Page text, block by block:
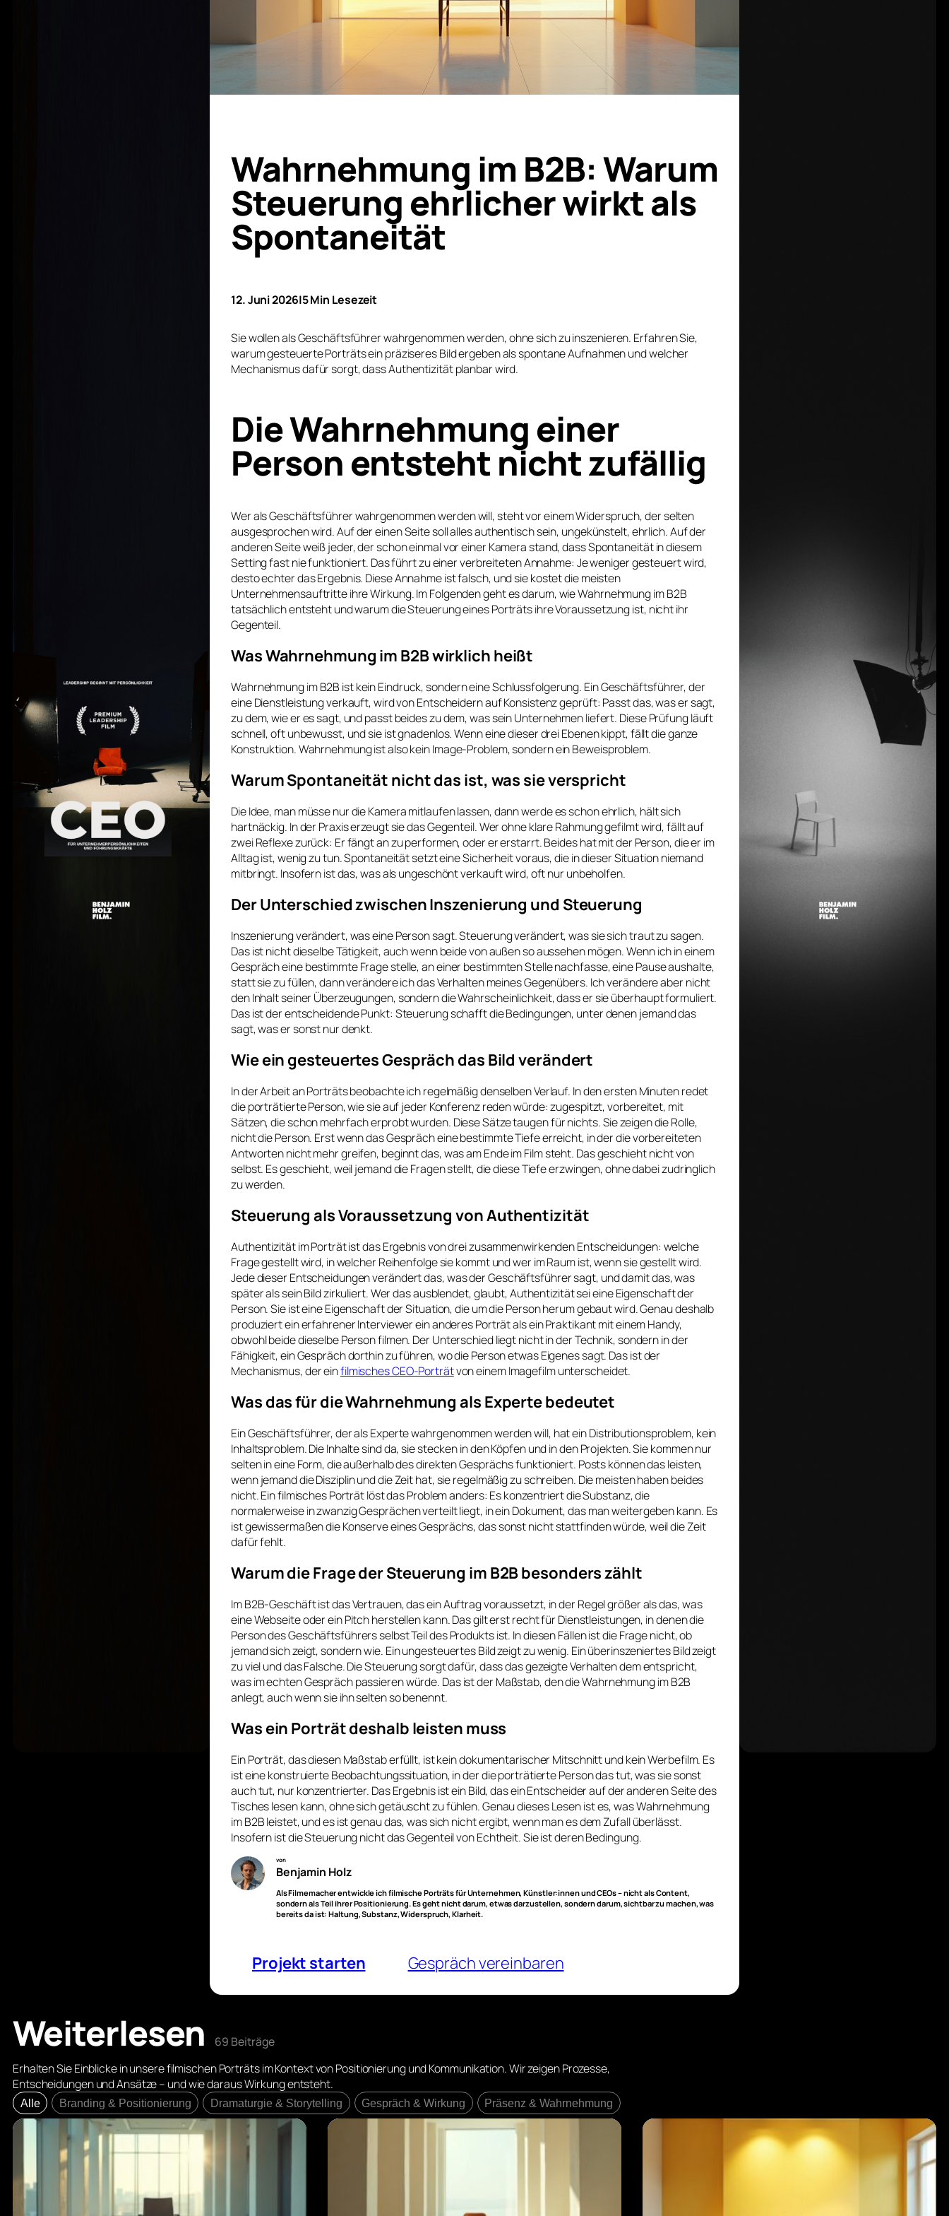
Wahrnehmung im B2B: Warum
Steuerung ehrlicher wirkt als
Spontaneität
12. Juni 2026|5 Min Lesezeit
Sie wollen als Geschäftsführer wahrgenommen werden, ohne sich zu inszenieren. Erfahren Sie,
warum gesteuerte Porträts ein präziseres Bild ergeben als spontane Aufnahmen und welcher
Mechanismus dafür sorgt, dass Authentizität planbar wird.
Die Wahrnehmung einer
Person entsteht nicht zufällig
Wer als Geschäftsführer wahrgenommen werden will, steht vor einem Widerspruch, der selten
ausgesprochen wird. Auf der einen Seite soll alles authentisch sein, ungekünstelt, ehrlich. Auf der
anderen Seite weiß jeder, der schon einmal vor einer Kamera stand, dass Spontaneität in diesem
Setting fast nie funktioniert. Das führt zu einer verbreiteten Annahme: Je weniger gesteuert wird,
desto echter das Ergebnis. Diese Annahme ist falsch, und sie kostet die meisten
Unternehmensauftritte ihre Wirkung. Im Folgenden geht es darum, wie Wahrnehmung im B2B
tatsächlich entsteht und warum die Steuerung eines Porträts ihre Voraussetzung ist, nicht ihr
Gegenteil.
Was Wahrnehmung im B2B wirklich heißt
Wahrnehmung im B2B ist kein Eindruck, sondern eine Schlussfolgerung. Ein Geschäftsführer, der
eine Dienstleistung verkauft, wird von Entscheidern auf Konsistenz geprüft: Passt das, was er sagt,
zu dem, wie er es sagt, und passt beides zu dem, was sein Unternehmen liefert. Diese Prüfung läuft
schnell, oft unbewusst, und sie ist gnadenlos. Wenn eine dieser drei Ebenen kippt, fällt die ganze
Konstruktion. Wahrnehmung ist also kein Image-Problem, sondern ein Beweisproblem.
Warum Spontaneität nicht das ist, was sie verspricht
Die Idee, man müsse nur die Kamera mitlaufen lassen, dann werde es schon ehrlich, hält sich
hartnäckig. In der Praxis erzeugt sie das Gegenteil. Wer ohne klare Rahmung gefilmt wird, fällt auf
zwei Reflexe zurück: Er fängt an zu performen, oder er erstarrt. Beides hat mit der Person, die er im
Alltag ist, wenig zu tun. Spontaneität setzt eine Sicherheit voraus, die in dieser Situation niemand
mitbringt. Insofern ist das, was als ungeschönt verkauft wird, oft nur unbeholfen.
Der Unterschied zwischen Inszenierung und Steuerung
Inszenierung verändert, was eine Person sagt. Steuerung verändert, was sie sich traut zu sagen.
Das ist nicht dieselbe Tätigkeit, auch wenn beide von außen so aussehen mögen. Wenn ich in einem
Gespräch eine bestimmte Frage stelle, an einer bestimmten Stelle nachfasse, eine Pause aushalte,
statt sie zu füllen, dann verändere ich das Verhalten meines Gegenübers. Ich verändere aber nicht
den Inhalt seiner Überzeugungen, sondern die Wahrscheinlichkeit, dass er sie überhaupt formuliert.
Das ist der entscheidende Punkt: Steuerung schafft die Bedingungen, unter denen jemand das
sagt, was er sonst nur denkt.
Wie ein gesteuertes Gespräch das Bild verändert
In der Arbeit an Porträts beobachte ich regelmäßig denselben Verlauf. In den ersten Minuten redet
die porträtierte Person, wie sie auf jeder Konferenz reden würde: zugespitzt, vorbereitet, mit
Sätzen, die schon mehrfach erprobt wurden. Diese Sätze taugen für nichts. Sie zeigen die Rolle,
nicht die Person. Erst wenn das Gespräch eine bestimmte Tiefe erreicht, in der die vorbereiteten
Antworten nicht mehr greifen, beginnt das, was am Ende im Film steht. Das geschieht nicht von
selbst. Es geschieht, weil jemand die Fragen stellt, die diese Tiefe erzwingen, ohne dabei zudringlich
zu werden.
Steuerung als Voraussetzung von Authentizität
Authentizität im Porträt ist das Ergebnis von drei zusammenwirkenden Entscheidungen: welche
Frage gestellt wird, in welcher Reihenfolge sie kommt und wer im Raum ist, wenn sie gestellt wird.
Jede dieser Entscheidungen verändert das, was der Geschäftsführer sagt, und damit das, was
später als sein Bild zirkuliert. Wer das ausblendet, glaubt, Authentizität sei eine Eigenschaft der
Person. Sie ist eine Eigenschaft der Situation, die um die Person herum gebaut wird. Genau deshalb
produziert ein erfahrener Interviewer ein anderes Porträt als ein Praktikant mit einem Handy,
obwohl beide dieselbe Person filmen. Der Unterschied liegt nicht in der Technik, sondern in der
Fähigkeit, ein Gespräch dorthin zu führen, wo die Person etwas Eigenes sagt. Das ist der
Mechanismus, der einfilmisches CEO-Porträtvon einem Imagefilm unterscheidet.
Was das für die Wahrnehmung als Experte bedeutet
Ein Geschäftsführer, der als Experte wahrgenommen werden will, hat ein Distributionsproblem, kein
Inhaltsproblem. Die Inhalte sind da, sie stecken in den Köpfen und in den Projekten. Sie kommen nur
selten in eine Form, die außerhalb des direkten Gesprächs funktioniert. Posts können das leisten,
wenn jemand die Disziplin und die Zeit hat, sie regelmäßig zu schreiben. Die meisten haben beides
nicht. Ein filmisches Porträt löst das Problem anders: Es konzentriert die Substanz, die
normalerweise in zwanzig Gesprächen verteilt liegt, in ein Dokument, das man weitergeben kann. Es
ist gewissermaßen die Konserve eines Gesprächs, das sonst nicht stattfinden würde, weil die Zeit
dafür fehlt.
Warum die Frage der Steuerung im B2B besonders zählt
Im B2B-Geschäft ist das Vertrauen, das ein Auftrag voraussetzt, in der Regel größer als das, was
eine Webseite oder ein Pitch herstellen kann. Das gilt erst recht für Dienstleistungen, in denen die
Person des Geschäftsführers selbst Teil des Produkts ist. In diesen Fällen ist die Frage nicht, ob
jemand sich zeigt, sondern wie. Ein ungesteuertes Bild zeigt zu wenig. Ein überinszeniertes Bild zeigt
zu viel und das Falsche. Die Steuerung sorgt dafür, dass das gezeigte Verhalten dem entspricht,
was im echten Gespräch passieren würde. Das ist der Maßstab, den die Wahrnehmung im B2B
anlegt, auch wenn sie ihn selten so benennt.
Was ein Porträt deshalb leisten muss
Ein Porträt, das diesen Maßstab erfüllt, ist kein dokumentarischer Mitschnitt und kein Werbefilm. Es
ist eine konstruierte Beobachtungssituation, in der die porträtierte Person das tut, was sie sonst
auch tut, nur konzentrierter. Das Ergebnis ist ein Bild, das ein Entscheider auf der anderen Seite des
Tisches lesen kann, ohne sich getäuscht zu fühlen. Genau dieses Lesen ist es, was Wahrnehmung
im B2B leistet, und es ist genau das, was sich nicht ergibt, wenn man es dem Zufall überlässt.
Insofern ist die Steuerung nicht das Gegenteil von Echtheit. Sie ist deren Bedingung.
von
Benjamin Holz
Als Filmemacher entwickle ich filmische Porträts für Unternehmen, Künstler:innen und CEOs – nicht als Content,
sondern als Teil ihrer Positionierung. Es geht nicht darum, etwas darzustellen, sondern darum, sichtbar zu machen, was
bereits da ist: Haltung, Substanz, Widerspruch, Klarheit.
Projekt starten Gespräch vereinbaren
Weiterlesen
69 Beiträge
Erhalten Sie Einblicke in unsere filmischen Porträts im Kontext von Positionierung und Kommunikation. Wir zeigen Prozesse,
Entscheidungen und Ansätze – und wie daraus Wirkung entsteht.
Alle Branding & Positionierung Dramaturgie & Storytelling Gespräch & Wirkung Präsenz & Wahrnehmung